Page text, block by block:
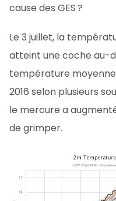
cause des GES ?
Le 3 juillet, la
atteint une coche au-
température
2016 selon plusieurs
le mercure a
de grimper.